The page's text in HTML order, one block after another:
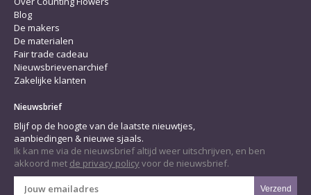
Blog
De makers
De materialen
Fair trade cadeau
Nieuwsbrievenarchief
Zakelijke klanten
Nieuwsbrief
Blijf op de hoogte van de laatste nieuwtjes,
aanbiedingen & nieuwe sjaals.
Ik kan me via de nieuwsbrief altijd weer uitschrijven, en ben
akkoord met de privacy policyvoor de nieuwsbrief.
Verzend